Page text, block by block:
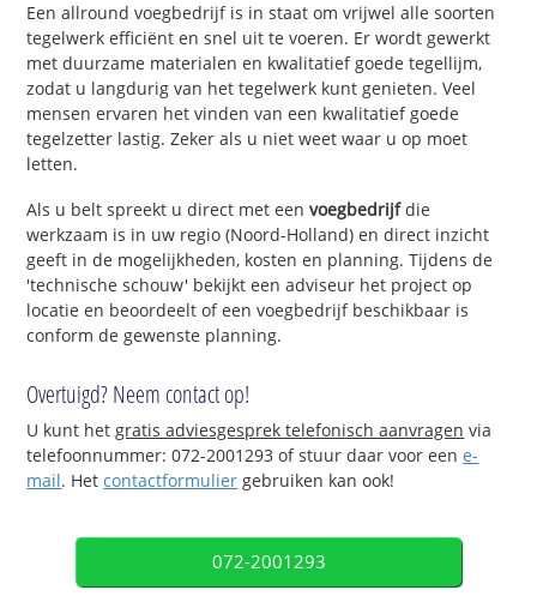
Een allround voegbedrijf is in staat om vrijwel alle soorten
tegelwerk efficiënt en snel uit te voeren. Er wordt gewerkt
met duurzame materialen en kwalitatief goede tegellijm,
zodat u langdurig van het tegelwerk kunt genieten. Veel
mensen ervaren het vinden van een kwalitatief goede
tegelzetter lastig. Zeker als u niet weet waar u op moet
letten.
Als u belt spreekt u direct met eenvoegbedrijfdie
werkzaam is in uw regio (Noord-Holland) en direct inzicht
geeft in de mogelijkheden, kosten en planning. Tijdens de
'technische schouw' bekijkt een adviseur het project op
locatie en beoordeelt of een voegbedrijf beschikbaar is
conform de gewenste planning.
Overtuigd? Neem contact op!
U kunt hetgratis adviesgesprek telefonisch aanvragen via
telefoonnummer: 072-2001293 of stuur daar voor eene-
mail. Hetcontactformulier gebruiken kan ook!
072-2001293